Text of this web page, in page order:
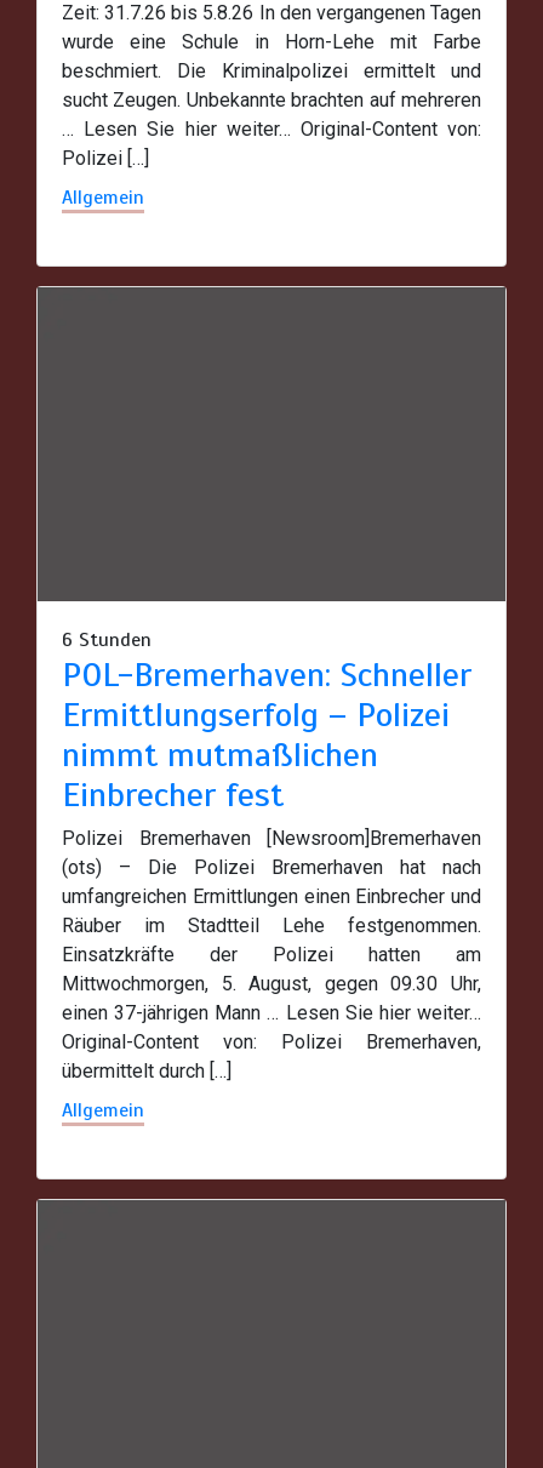
Zeit: 31.7.26 bis 5.8.26 In den vergangenen Tagen
wurde eine Schule in Horn-Lehe mit Farbe
beschmiert. Die Kriminalpolizei ermittelt und
sucht Zeugen. Unbekannte brachten auf mehreren
… Lesen Sie hier weiter… Original-Content von:
Polizei […]
Allgemein
6 Stunden
POL-Bremerhaven: Schneller
Ermittlungserfolg – Polizei
nimmt mutmaßlichen
Einbrecher fest
Polizei Bremerhaven [Newsroom]Bremerhaven
(ots) – Die Polizei Bremerhaven hat nach
umfangreichen Ermittlungen einen Einbrecher und
Räuber im Stadtteil Lehe festgenommen.
Einsatzkräfte der Polizei hatten am
Mittwochmorgen, 5. August, gegen 09.30 Uhr,
einen 37-jährigen Mann … Lesen Sie hier weiter…
Original-Content von: Polizei Bremerhaven,
übermittelt durch […]
Allgemein